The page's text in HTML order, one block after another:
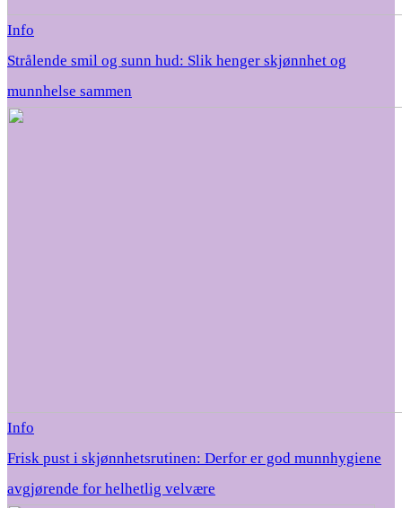
Info
Strålende smil og sunn hud: Slik henger skjønnhet og
munnhelse sammen
Info
Frisk pust i skjønnhetsrutinen: Derfor er god munnhygiene
avgjørende for helhetlig velvære